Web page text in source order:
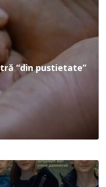
“din pustietate”